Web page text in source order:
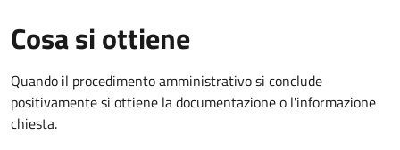
Cosa si ottiene
Quando il procedimento amministrativo si conclude
positivamente si ottiene la documentazione o l'informazione
chiesta.